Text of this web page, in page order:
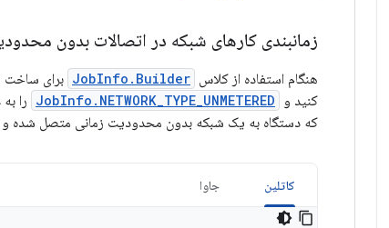
زمانبندی کارهای شبکه در اتصالات بدون
هنگام استفاده از کلاس JobInfo.Builder برای
کنید و
JobInfo.NETWORK_TYPE_UNMETERED
که دستگاه به یک شبکه بدون محدودیت زمانی متصل شده و
کاتلین جاوا